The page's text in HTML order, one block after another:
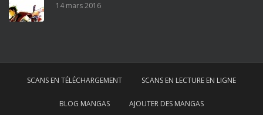
r
d
14 mars 2016
SCANS EN TÉLÉCHARGEMENT SCANS EN LECTURE EN LIGNE
BLOG MANGAS AJOUTER DES MANGAS